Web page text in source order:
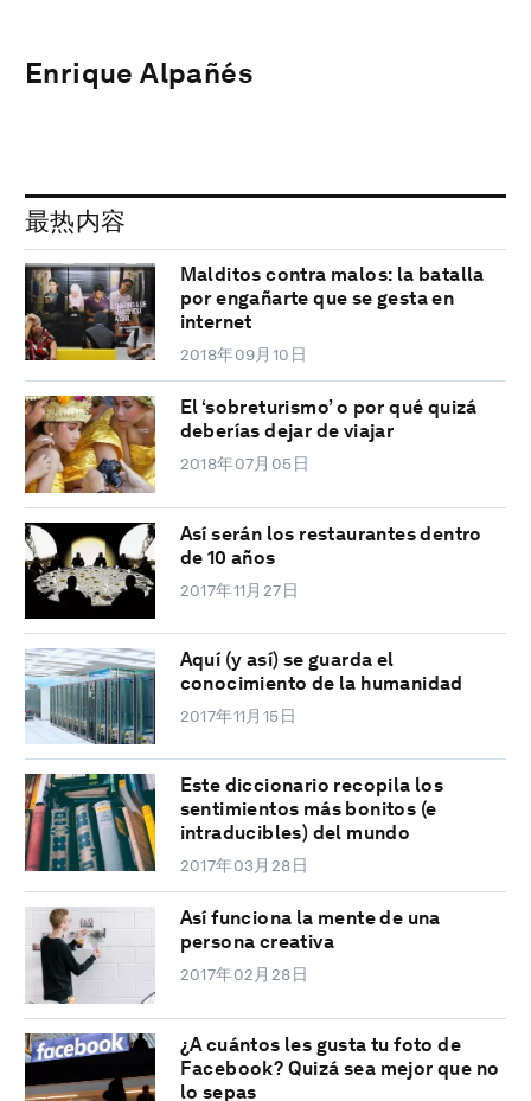
Enrique Alpañés
最热内容
Malditos contra malos: la batalla
por engañarte que se gesta en
internet
2018年09月10日
El ‘sobreturismo’ o por qué quizá
deberías dejar de viajar
2018年07月05日
Así serán los restaurantes dentro
de 10 años
2017年11月27日
Aquí (y así) se guarda el
conocimiento de la humanidad
2017年11月15日
Este diccionario recopila los
sentimientos más bonitos (e
intraducibles) del mundo
2017年03月28日
Así funciona la mente de una
persona creativa
2017年02月28日
¿A cuántos les gusta tu foto de
Facebook? Quizá sea mejor que no
lo sepas